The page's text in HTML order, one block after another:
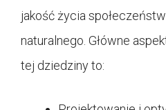
jakość życia
naturalnego. Główne
tej dziedziny to: